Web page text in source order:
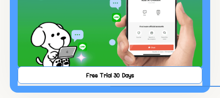
Free Trial 30 Days